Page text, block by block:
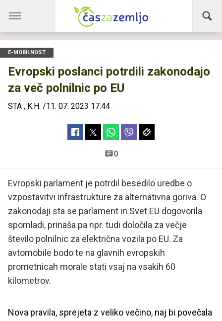
E-MOBILNOST
Evropski poslanci potrdili zakonodajo
za več polnilnic po EU
STA , K.H. /11. 07. 2023 17.44
0
Evropski parlament je potrdil besedilo uredbe o
vzpostavitvi infrastrukture za alternativna goriva. O
zakonodaji sta se parlament in Svet EU dogovorila
spomladi, prinaša pa npr. tudi določila za večje
število polnilnic za električna vozila po EU. Za
avtomobile bodo te na glavnih evropskih
prometnicah morale stati vsaj na vsakih 60
kilometrov.
Nova pravila, sprejeta z veliko večino, naj bi povečala